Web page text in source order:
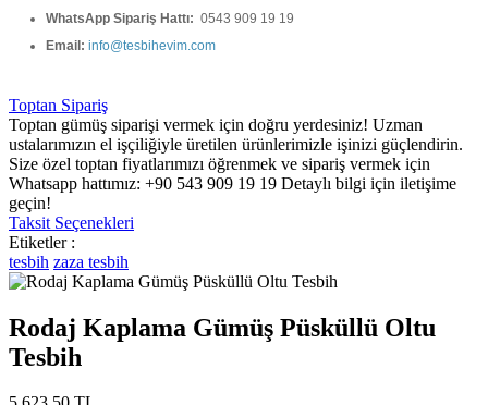
WhatsApp Sipariş Hattı: 0543 909 19 19
Email: info@tesbihevim.com
Toptan Sipariş
Toptan gümüş siparişi vermek için doğru yerdesiniz! Uzman
ustalarımızın el işçiliğiyle üretilen ürünlerimizle işinizi güçlendirin.
Size özel toptan fiyatlarımızı öğrenmek ve sipariş vermek için
Whatsapp hattımız: +90 543 909 19 19 Detaylı bilgi için iletişime
geçin!
Taksit Seçenekleri
Etiketler :
tesbih zaza tesbih
Rodaj Kaplama Gümüş Püsküllü Oltu
Tesbih